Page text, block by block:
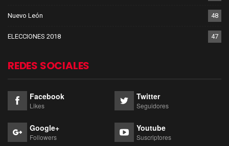
Nuevo León 48
ELECCIONES 2018 47
REDES SOCIALES
Facebook
Likes
Twitter
Seguidores
Google+
Followers
Youtube
Suscriptores